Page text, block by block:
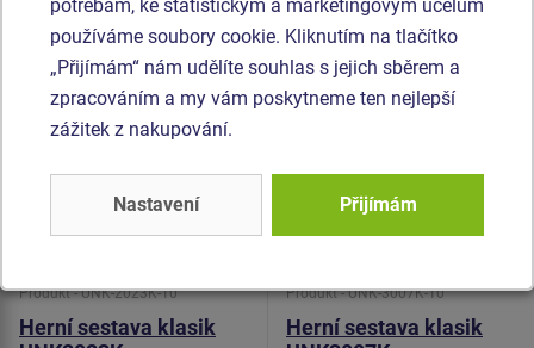
stálobarevnost i šetrný povrch pro kůži na rukou. Prolézací
tunel je vyroben z HDPE (celoprobarvený polyethylen, který
se vyznačuje vysokou barevnou stálostí a odolností proti
UV záření). Veškerý spojovací materiál je pozinkovaný
Podobnézboží
Produkt - UNK-2023K-10
Herní sestava klasik
Produkt - UNK-3007K-10
Herní sestava klasik
potřebám, ke statistickým a marketingovým účelům
používáme soubory cookie. Kliknutím na tlačítko
„Přijímám“ nám udělíte souhlas s jejich sběrem a
zpracováním a my vám poskytneme ten nejlepší
zážitek z nakupování.
Nastavení Přijímám